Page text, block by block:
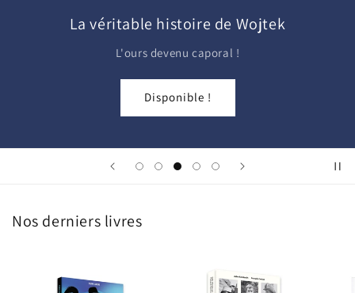
La véritable histoire de Wojtek
L'ours devenu caporal !
Disponible !
Nos derniers livres